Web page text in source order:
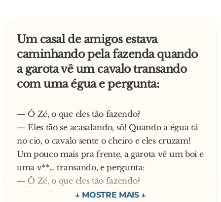
Um casal de amigos estava
caminhando pela fazenda quando
a garota vê um cavalo transando
com uma égua e pergunta:
— Ô Zé, o que eles tão fazendo?
— Eles tão se acasalando, sô! Quando a égua tá
no cio, o cavalo sente o cheiro e eles cruzam!
Um pouco mais pra frente, a garota vê um boi e
uma v**... transando, e pergunta:
— Ô Zé, o que eles tão fazendo?
— Eles tão se acasalando, sô! Quando a v**... tá